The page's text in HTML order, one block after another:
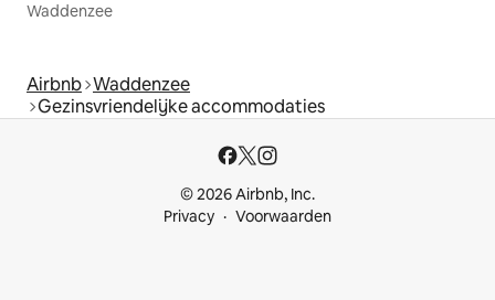
Waddenzee
Airbnb Waddenzee
Gezinsvriendelijke accommodaties
© 2026 Airbnb, Inc.
Privacy
Voorwaarden